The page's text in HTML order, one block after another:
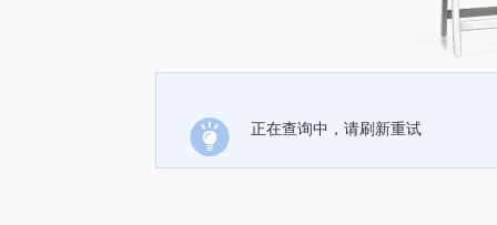
正在查询中，请刷新重试